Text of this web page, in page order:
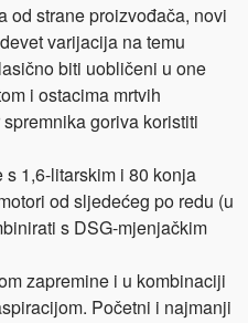
strane proizvođača, novi
varijacija na temu
biti uobličeni u one
i ostacima mrtvih
goriva koristiti
1,6-litarskim i 80 konja
od sljedećeg po redu (u
s DSG-mjenjačkim
zapremine i u kombinaciji
Početni i najmanji